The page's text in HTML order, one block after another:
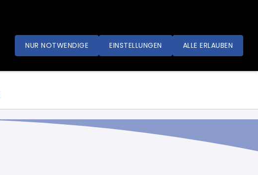
NUR NOTWENDIGE EINSTELLUNGEN ALLE ERLAUBEN